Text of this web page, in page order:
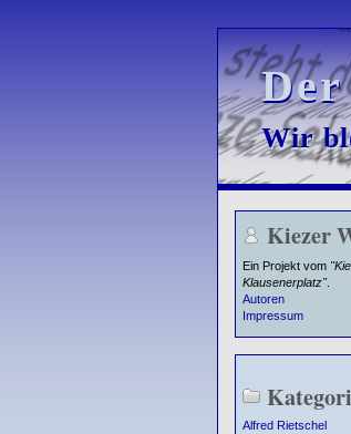
Wir
Wir
Kiezer
Ein Projekt vom
Klausenerplatz".
Autoren
Impressum
Alfred Rietschel